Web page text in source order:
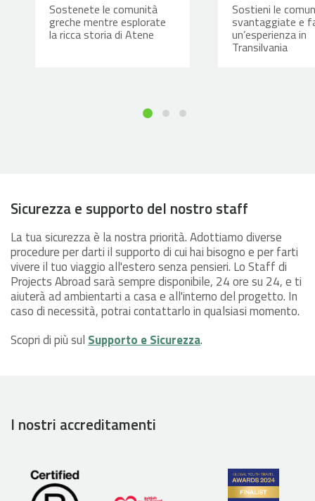
Sostenete le comunità
greche mentre esplorate
la ricca storia di Atene
Sostieni le
svantaggiate e
un’esperienza in
Transilvania
Sicurezza e supporto del nostro staff
La tua sicurezza è la nostra priorità. Adottiamo diverse
procedure per darti il supporto di cui hai bisogno e per farti
vivere il tuo viaggio all'estero senza pensieri. Lo Staff di
Projects Abroad sarà sempre disponibile, 24 ore su 24, e ti
aiuterà ad ambientarti a casa e all'interno del progetto. In
caso di necessità, potrai contattarlo in qualsiasi momento.
Scopri di più sulSupporto e Sicurezza.
I nostri accreditamenti